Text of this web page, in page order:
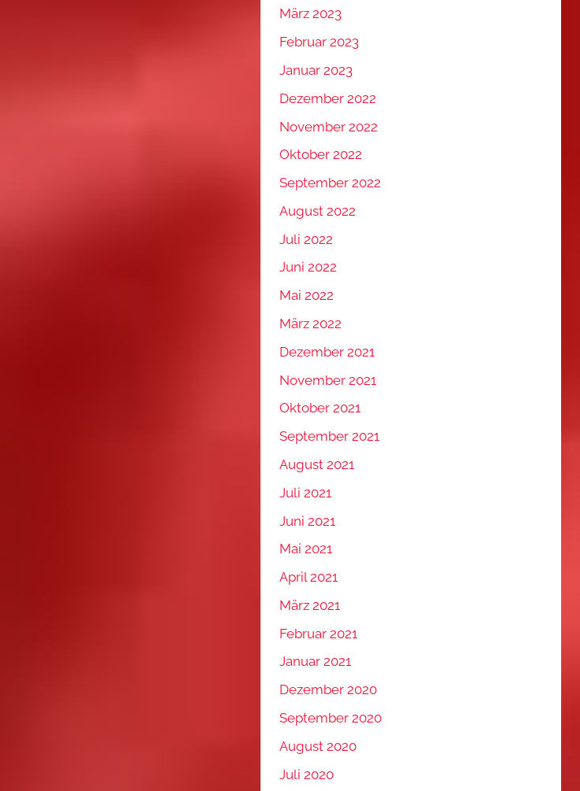
März 2023
Februar 2023
Januar 2023
Dezember 2022
November 2022
Oktober 2022
September 2022
August 2022
Juli 2022
Juni 2022
Mai 2022
März 2022
Dezember 2021
November 2021
Oktober 2021
September 2021
August 2021
Juli 2021
Juni 2021
Mai 2021
April 2021
März 2021
Februar 2021
Januar 2021
Dezember 2020
September 2020
August 2020
Juli 2020